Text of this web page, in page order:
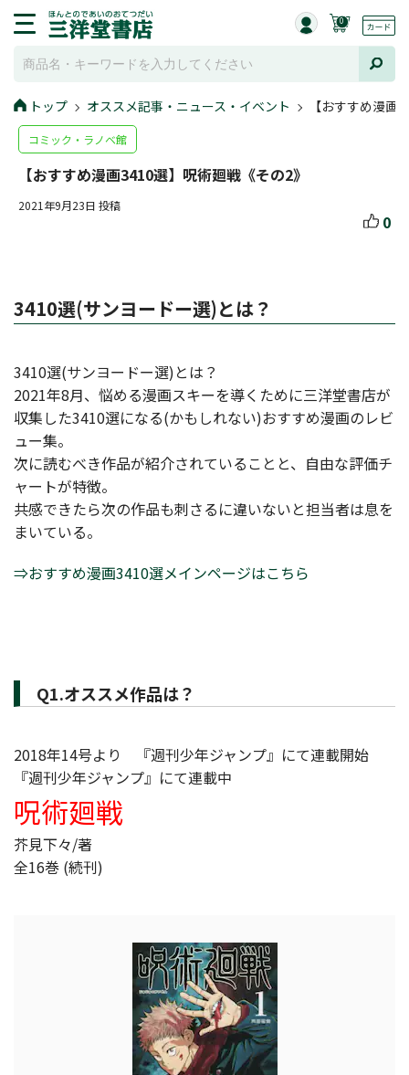
0
トップ オススメ記事・ニュース・イベント 【おすすめ漫画
コミック・ラノベ館
【おすすめ漫画3410選】呪術廻戦《その2》
2021年9月23日 投稿
0
3410選(サンヨードー選)とは？
3410選(サンヨードー選)とは？
2021年8月、悩める漫画スキーを導くために三洋堂書店が
収集した3410選になる(かもしれない)おすすめ漫画のレビ
ュー集。
次に読むべき作品が紹介されていることと、自由な評価チ
ャートが特徴。
共感できたら次の作品も刺さるに違いないと担当者は息を
まいている。
⇒おすすめ漫画3410選メインページはこちら
Q1.オススメ作品は？
2018年14号より 『週刊少年ジャンプ』にて連載開始
『週刊少年ジャンプ』にて連載中
呪術廻戦
芥見下々/著
全16巻 (続刊)